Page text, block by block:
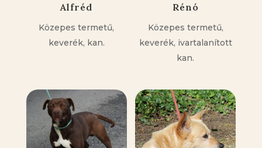
Alfréd
Közepes termetű,
keverék, kan.
Rénó
Közepes termetű,
keverék, ivartalanított
kan.